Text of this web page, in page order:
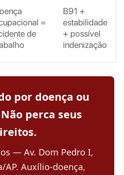
=
de
B91 +
estabilidade
+ possível
indenização
por doença ou
perca seus
— Av. Dom Pedro I,
AP. Auxílio-doença,